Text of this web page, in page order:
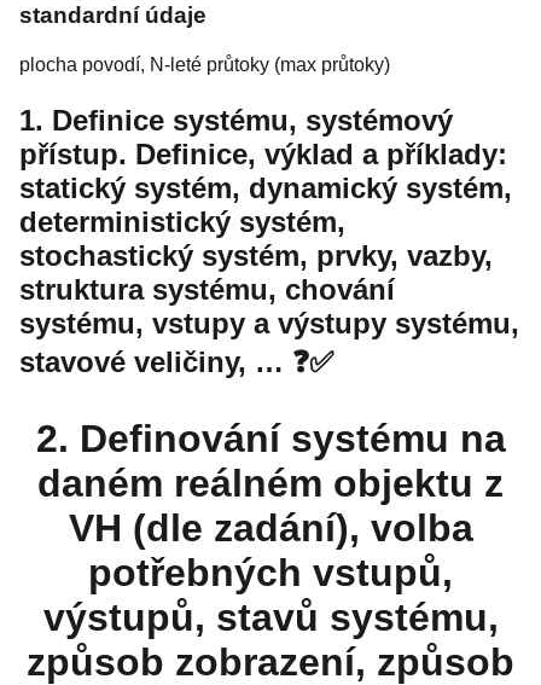
standardní údaje
plocha povodí, N-leté průtoky (max průtoky)
1. Definice systému, systémový
přístup. Definice, výklad a příklady:
statický systém, dynamický systém,
deterministický systém,
stochastický systém, prvky, vazby,
struktura systému, chování
systému, vstupy a výstupy systému,
stavové veličiny, … ❓✅
2. Definování systému na
daném reálném objektu z
VH (dle zadání), volba
potřebných vstupů,
výstupů, stavů systému,
způsob zobrazení, způsob